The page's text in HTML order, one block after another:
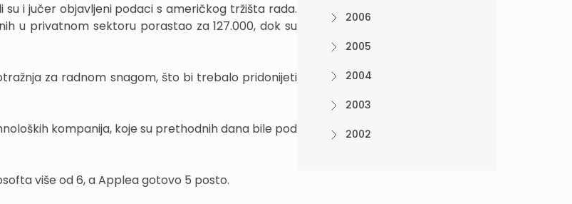
i jučer objavljeni podaci s američkog tržišta rada.
u privatnom sektoru porastao za 127.000, dok su
za radnom snagom, što bi trebalo pridonijeti
kompanija, koje su prethodnih dana bile pod
više od 6, a Applea gotovo 5 posto.
2006
2005
2004
2003
2002